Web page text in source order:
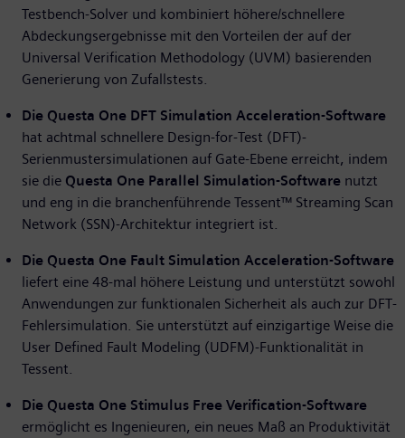
Testbench-Solver und kombiniert höhere/schnellere
Abdeckungsergebnisse mit den Vorteilen der auf der
Universal Verification Methodology (UVM) basierenden
Generierung von Zufallstests.
Die Questa One DFT Simulation Acceleration-Software
hat achtmal schnellere Design-for-Test (DFT)-
Serienmustersimulationen auf Gate-Ebene erreicht, indem
sie die Questa One Parallel Simulation-Software nutzt
und eng in die branchenführende Tessent™ Streaming Scan
Network (SSN)-Architektur integriert ist.
Die Questa One Fault Simulation Acceleration-Software
liefert eine 48-mal höhere Leistung und unterstützt sowohl
Anwendungen zur funktionalen Sicherheit als auch zur DFT-
Fehlersimulation. Sie unterstützt auf einzigartige Weise die
User Defined Fault Modeling (UDFM)-Funktionalität in
Tessent.
Die Questa One Stimulus Free Verification-Software
ermöglicht es Ingenieuren, ein neues Maß an Produktivität